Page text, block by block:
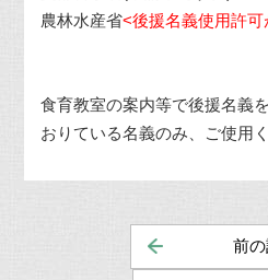
農林水産省<後援名義使用許
食育教室の案内等で後援名義
おりている名義のみ、ご使用く
前